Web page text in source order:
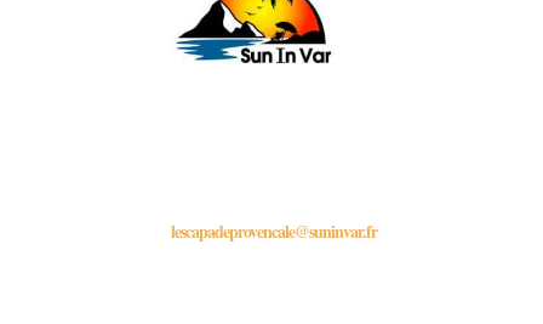
lescapadeprovencale@suninvar.fr